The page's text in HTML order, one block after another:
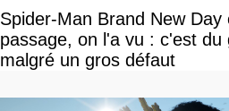
Spider-Man Brand New
passage, on l'a vu : c'est du
malgré un gros défaut